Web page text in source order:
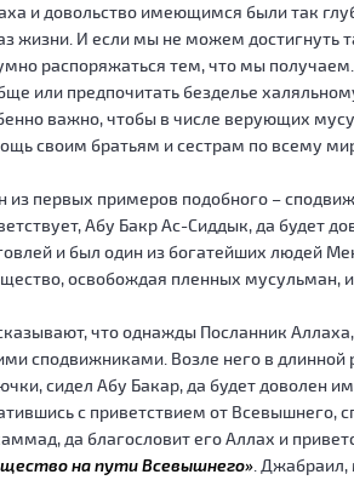
и довольство имеющимся были так
жизни. И если мы не можем достигнуть
распоряжаться тем, что мы
или предпочитать безделье
важно, чтобы в числе верующих
своим братьям и сестрам по всему
из первых примеров подобного –
Абу Бакр Ас-Сиддык, да будет
и был один из богатейших людей
освобождая пленных мусульман,
что однажды Посланник
сподвижниками. Возле него в длинной
сидел Абу Бакар, да будет доволен
с приветствием от Всевышнего,
да благословит его Аллах и
на пути Всевышнего» .